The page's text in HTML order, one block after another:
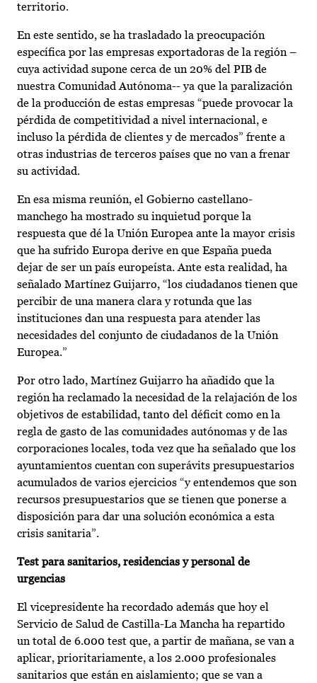
territorio.
En este sentido, se ha trasladado la preocupación
específica por las empresas exportadoras de la región –
cuya actividad supone cerca de un 20% del PIB de
nuestra Comunidad Autónoma-- ya que la paralización
de la producción de estas empresas “puede provocar la
pérdida de competitividad a nivel internacional, e
incluso la pérdida de clientes y de mercados” frente a
otras industrias de terceros países que no van a frenar
su actividad.
En esa misma reunión, el Gobierno castellano-
manchego ha mostrado su inquietud porque la
respuesta que dé la Unión Europea ante la mayor crisis
que ha sufrido Europa derive en que España pueda
dejar de ser un país europeísta. Ante esta realidad, ha
señalado Martínez Guijarro, “los ciudadanos tienen que
percibir de una manera clara y rotunda que las
instituciones dan una respuesta para atender las
necesidades del conjunto de ciudadanos de la Unión
Europea.”
Por otro lado, Martínez Guijarro ha añadido que la
región ha reclamado la necesidad de la relajación de los
objetivos de estabilidad, tanto del déficit como en la
regla de gasto de las comunidades autónomas y de las
corporaciones locales, toda vez que ha señalado que los
ayuntamientos cuentan con superávits presupuestarios
acumulados de varios ejercicios “y entendemos que son
recursos presupuestarios que se tienen que ponerse a
disposición para dar una solución económica a esta
crisis sanitaria”.
Test para sanitarios, residencias y personal de
urgencias
El vicepresidente ha recordado además que hoy el
Servicio de Salud de Castilla-La Mancha ha repartido
un total de 6.000 test que, a partir de mañana, se van a
aplicar, prioritariamente, a los 2.000 profesionales
sanitarios que están en aislamiento; que se van a